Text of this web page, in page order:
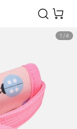
1 /4